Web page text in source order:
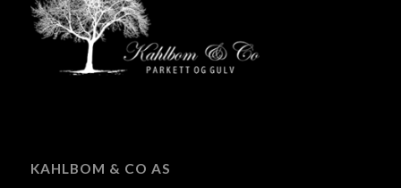
KAHLBOM & CO AS